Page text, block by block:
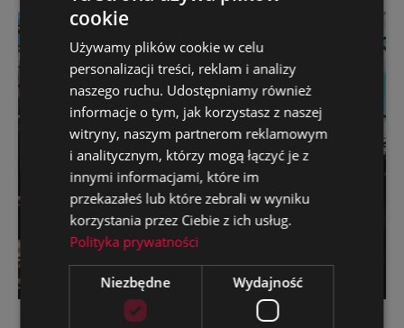
cookie
Używamy plików cookie w celu
personalizacji treści, reklam i analizy
naszego ruchu. Udostępniamy również
informacje o tym, jak korzystasz z naszej
witryny, naszym partnerom reklamowym
i analitycznym, którzy mogą łączyć je z
innymi informacjami, które im
przekazałeś lub które zebrali w wyniku
korzystania przez Ciebie z ich usług.
Polityka prywatności
Niezbędne Wydajność